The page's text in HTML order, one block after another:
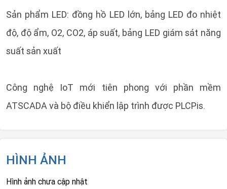
Sản phẩm LED: đồng hồ LED lớn, bảng LED đo nhiệt
độ, độ ẩm, O2, CO2, áp suất, bảng LED giám sát năng
suất sản xuất
Công nghệ IoT mới tiên phong với phần mềm
ATSCADA và bộ điều khiển lập trình được PLCPis.
HÌNH ẢNH
Hình ảnh chưa cập nhật